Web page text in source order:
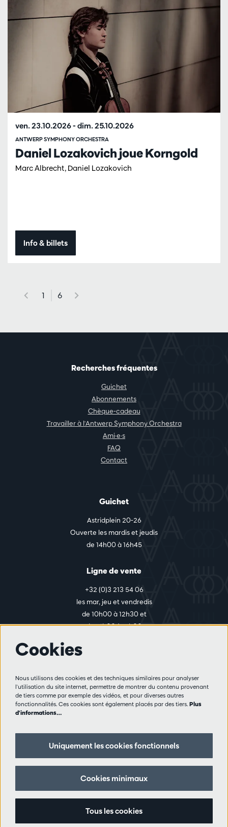
Daniel Lozakovich joue Korngold
Marc Albrecht, Daniel Lozakovich
ANTWERP SYMPHONY ORCHESTRA
ven. 23.10.2026- dim. 25.10.2026
Info & billets
1 6
Recherches fréquentes
Guichet
Abonnements
Chèque-cadeau
Travailler à l'Antwerp Symphony Orchestra
Ami·e·s
FAQ
Contact
Guichet
Astridplein 20-26
Ouverte les mardis et jeudis
de 14h00 à 16h45
Ligne de vente
+32 (0)3 213 54 06
les mar, jeu et vendredis
de 10h00 à 12h30 et
de 14h00 à 17h00
Règlement des visiteurs
Vie privée
Partenaires
Suivez nous
Cookies
Nous utilisons des cookies et des techniques similaires pour analyser
l'utilisation du site internet, permettre de montrer du contenu provenant
de tiers comme par exemple des vidéos, et pour diverses autres
fonctionnalités. Ces cookies sont également placés par des tiers. Plus
d'informations…
Uniquement les cookies fonctionnels
Cookies minimaux
Tous les cookies